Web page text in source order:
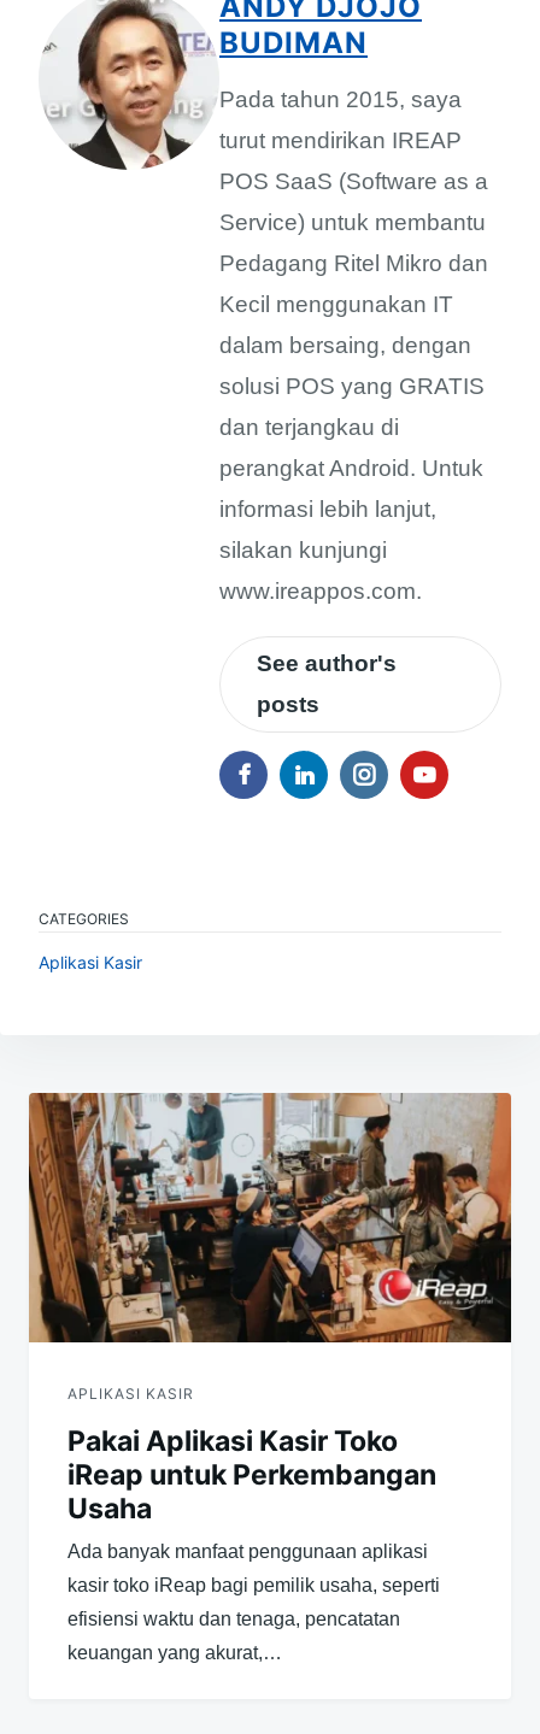
BUDIMAN
Pada tahun 2015, saya
turut mendirikan IREAP
POS SaaS (Software as a
Service) untuk membantu
Pedagang Ritel Mikro dan
Kecil menggunakan IT
dalam bersaing, dengan
solusi POS yang GRATIS
dan terjangkau di
perangkat Android. Untuk
informasi lebih lanjut,
silakan kunjungi
www.ireappos.com.
See author's
posts
CATEGORIES
Aplikasi Kasir
pos
APLIKASI KASIR
Pakai Aplikasi Kasir Toko
iReap untuk Perkembangan
Usaha
Ada banyak manfaat penggunaan aplikasi
kasir toko iReap bagi pemilik usaha, seperti
efisiensi waktu dan tenaga, pencatatan
keuangan yang akurat,…